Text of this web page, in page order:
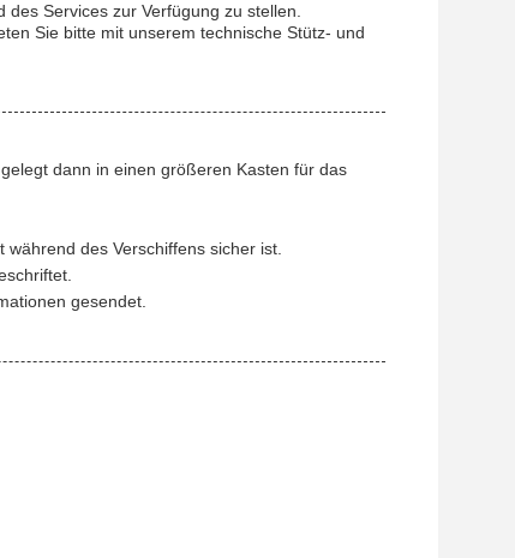
Services zur Verfügung zu stellen.
Sie bitte mit unserem technische Stütz- und
dann in einen größeren Kasten für das
des Verschiffens sicher ist.
gesendet.